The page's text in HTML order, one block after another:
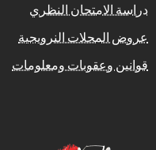
دراسة الامتحان النظري
عروض المحلات النرويجية
قوانين وعقوبات ومعلومات